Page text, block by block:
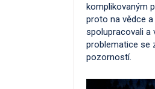
komplikovaným
proto na vědce a
spolupracovali a
problematice se
pozorností.